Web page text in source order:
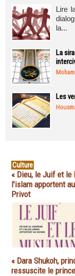
Lire
la...
La
Les
Culture
« Dieu, le Juif et le
l'islam apportent
Privot
« Dara Shukoh,
ressuscite le